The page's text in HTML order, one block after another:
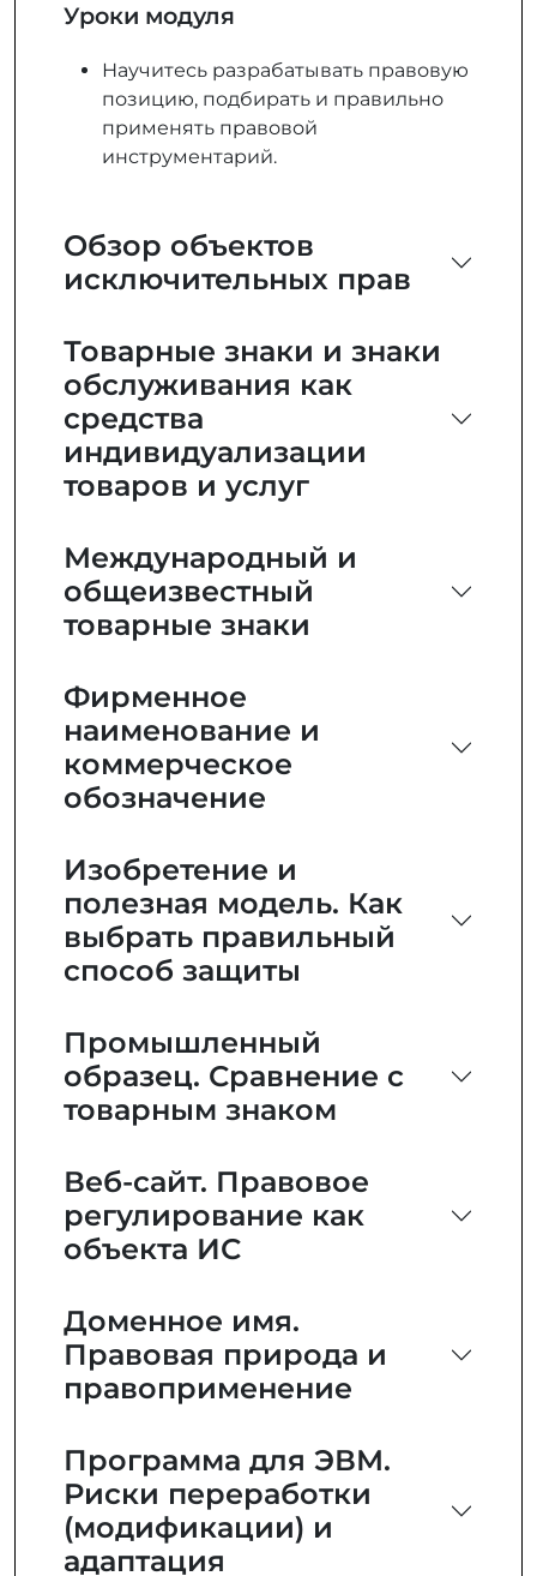
Уроки модуля
Научитесь разрабатывать правовую
позицию, подбирать и правильно
применять правовой
инструментарий.
Обзор объектов
исключительных прав
Товарные знаки и знаки
обслуживания как
средства
индивидуализации
товаров и услуг
Международный и
общеизвестный
товарные знаки
Фирменное
наименование и
коммерческое
обозначение
Изобретение и
полезная модель. Как
выбрать правильный
способ защиты
Промышленный
образец. Сравнение с
товарным знаком
Веб-сайт. Правовое
регулирование как
объекта ИС
Доменное имя.
Правовая природа и
правоприменение
Программа для ЭВМ.
Риски переработки
(модификации) и
адаптация